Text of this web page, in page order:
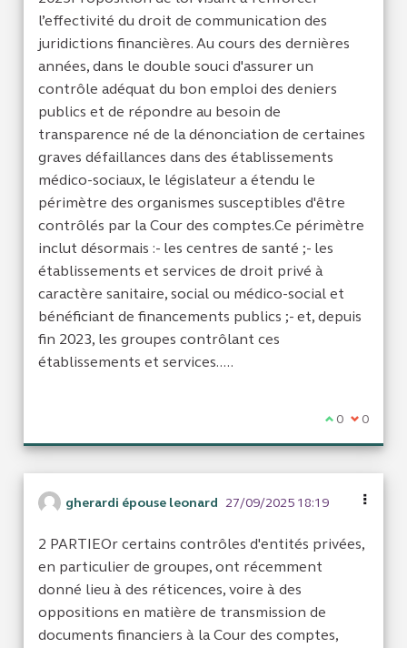
l’effectivité du droit de communication des
juridictions financières. Au cours des dernières
années, dans le double souci d'assurer un
contrôle adéquat du bon emploi des deniers
publics et de répondre au besoin de
transparence né de la dénonciation de certaines
graves défaillances dans des établissements
médico-sociaux, le législateur a étendu le
périmètre des organismes susceptibles d'être
contrôlés par la Cour des comptes.Ce périmètre
inclut désormais :- les centres de santé ;- les
établissements et services de droit privé à
caractère sanitaire, social ou médico-social et
bénéficiant de financements publics ;- et, depuis
fin 2023, les groupes contrôlant ces
établissements et services.....
Je suis
0 Je ne
0
gherardi épouse leonard 27/09/2025 18:19
2 PARTIEOr certains contrôles d'entités privées,
en particulier de groupes, ont récemment
donné lieu à des réticences, voire à des
oppositions en matière de transmission de
documents financiers à la Cour des comptes,